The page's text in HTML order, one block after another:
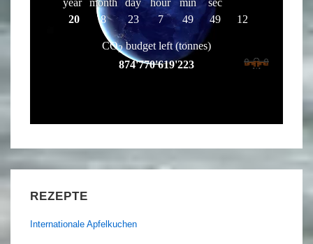
REZEPTE
Internationale Apfelkuchen